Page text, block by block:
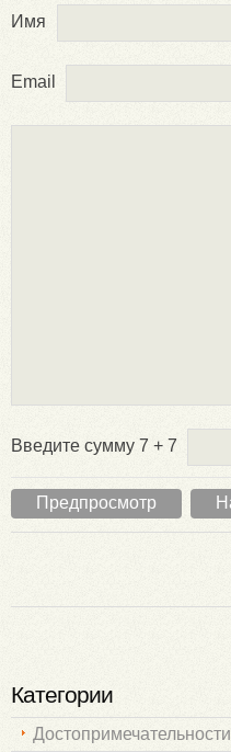
Имя
Email
Введите сумму 7 + 7
Категории
Достопримечательности